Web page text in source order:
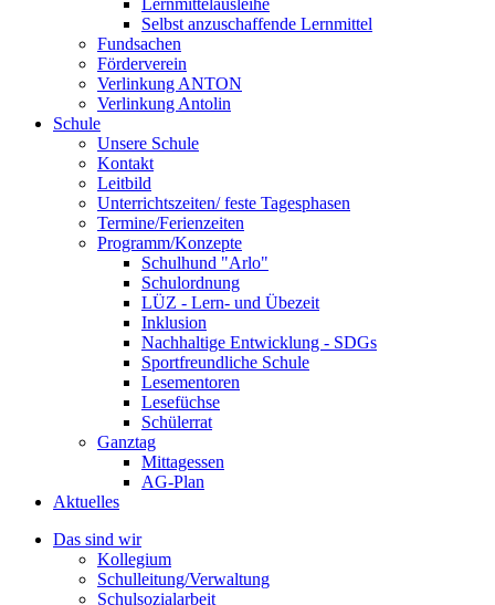
Lernmittelausleihe
Selbst anzuschaffende Lernmittel
Fundsachen
Förderverein
Verlinkung ANTON
Verlinkung Antolin
Schule
Unsere Schule
Kontakt
Leitbild
Unterrichtszeiten/ feste Tagesphasen
Termine/Ferienzeiten
Programm/Konzepte
Schulhund "Arlo"
Schulordnung
LÜZ - Lern- und Übezeit
Inklusion
Nachhaltige Entwicklung - SDGs
Sportfreundliche Schule
Lesementoren
Lesefüchse
Schülerrat
Ganztag
Mittagessen
AG-Plan
Aktuelles
Das sind wir
Kollegium
Schulleitung/Verwaltung
Schulsozialarbeit